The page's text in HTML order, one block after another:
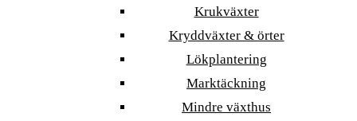
Krukväxter
Kryddväxter & örter
Lökplantering
Marktäckning
Mindre växthus